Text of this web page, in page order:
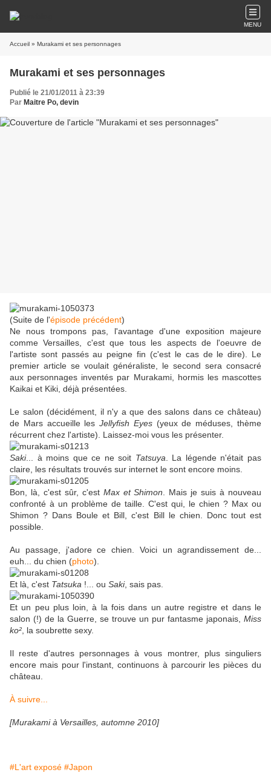
MENU
Accueil » Murakami et ses personnages
Murakami et ses personnages
Publié le 21/01/2011 à 23:39
Par Maitre Po, devin
(Suite de l'épisode précédent)
Ne nous trompons pas, l'avantage d'une exposition majeure
comme Versailles, c'est que tous les aspects de l'oeuvre de
l'artiste sont passés au peigne fin (c'est le cas de le dire). Le
premier article se voulait généraliste, le second sera consacré
aux personnages inventés par Murakami, hormis les mascottes
Kaikai et Kiki, déjà présentées.
Le salon (décidément, il n'y a que des salons dans ce château)
de Mars accueille lesJellyfish Eyes(yeux de méduses, thème
récurrent chez l'artiste). Laissez-moi vous les présenter.
Saki... à moins que ce ne soit Tatsuya . La légende n'était pas
claire, les résultats trouvés sur internet le sont encore moins.
Bon, là, c'est sûr, c'est Max et Shimon . Mais je suis à nouveau
confronté à un problème de taille. C'est qui, le chien ? Max ou
Shimon ? Dans Boule et Bill, c'est Bill le chien. Donc tout est
possible.
Au passage, j'adore ce chien. Voici un agrandissement de...
euh... du chien (photo).
Et là, c'est Tatsuka !... ou Saki, sais pas.
Et un peu plus loin, à la fois dans un autre registre et dans le
salon (!) de la Guerre, se trouve un pur fantasme japonais, Miss
ko² , la soubrette sexy.
Il reste d'autres personnages à vous montrer, plus singuliers
encore mais pour l'instant, continuons à parcourir les pièces du
château.
À suivre...
[Murakami à Versailles, automne 2010]
#L'art exposé #Japon